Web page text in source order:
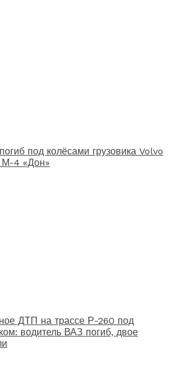
под колёсами грузовика Volvo
М-4 «Дон»
ДТП на трассе Р-260 под
водитель ВАЗ погиб, двое